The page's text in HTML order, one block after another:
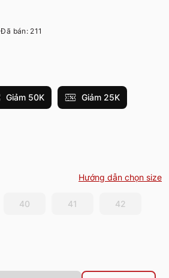
Đã bán: 211
Giảm 50K Giảm 25K
Hướng dẫn chọn size
40 41 42